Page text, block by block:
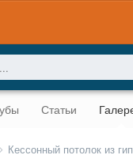
Статьи
Кессонный потолок из